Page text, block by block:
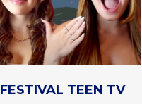
FESTIVAL TEEN TV